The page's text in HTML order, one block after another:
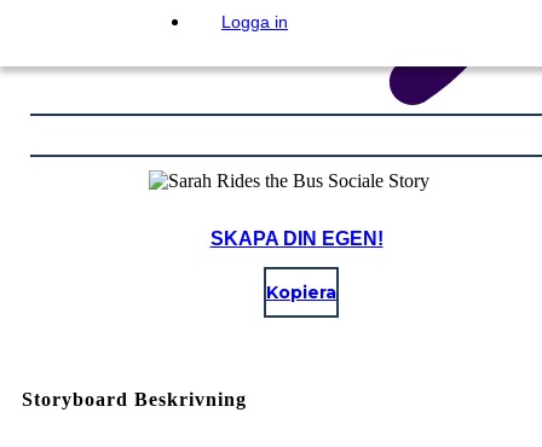
Logga in
SKAPA DIN EGEN!
Kopiera
Storyboard Beskrivning